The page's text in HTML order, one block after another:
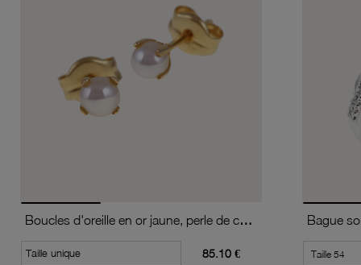
Boucles d'oreille en or jaune, perle de culture
Taille unique 85.10 €